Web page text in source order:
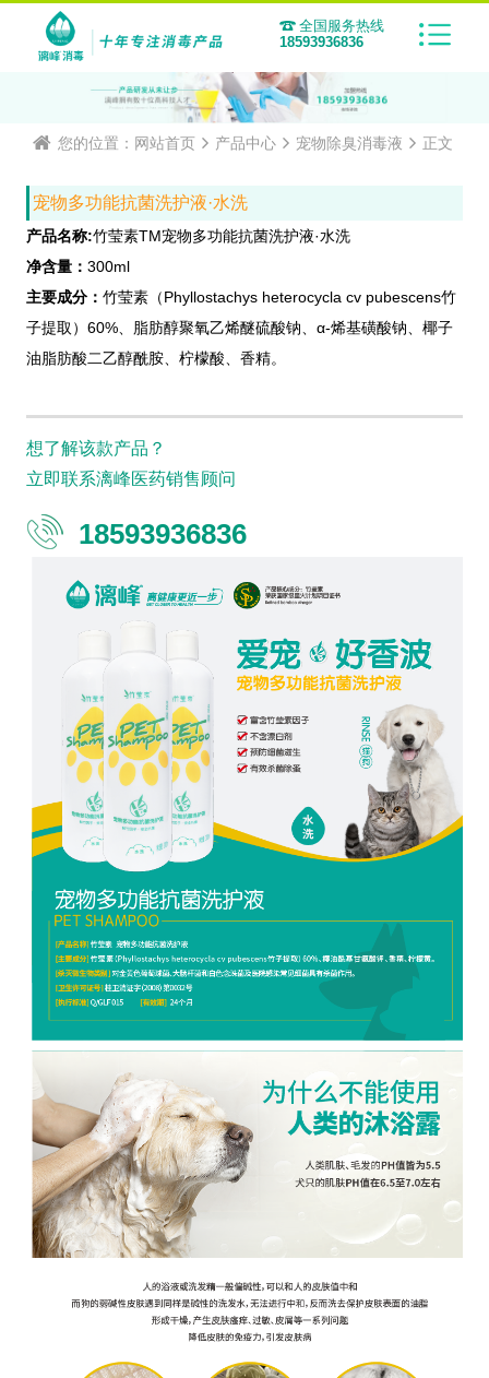
全国服务热线
18593936836
您的位置： 网站首页 产品中心 宠物除臭消毒液 正文
宠物多功能抗菌洗护液·水洗
产品名称:竹莹素TM宠物多功能抗菌洗护液·水洗
净含量： 300ml
主要成分： 竹莹素（Phyllostachys heterocycla cv pubescens竹
子提取）60%、脂肪醇聚氧乙烯醚硫酸钠、α-烯基磺酸钠、椰子
油脂肪酸二乙醇酰胺、柠檬酸、香精。
想了解该款产品？
立即联系漓峰医药销售顾问
18593936836